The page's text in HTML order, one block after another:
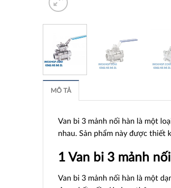
MÔ TẢ
Van bi 3 mảnh nối hàn là một
nhau. Sản phẩm này được thiết
1 Van bi 3 mảnh
Van bi 3 mảnh nối hàn là một